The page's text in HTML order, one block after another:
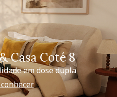
Casa Coté 8
em dose dupla